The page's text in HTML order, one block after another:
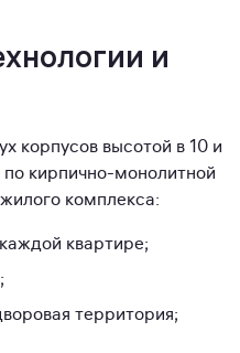
и
корпусов высотой в 10 и
кирпично-монолитной
комплекса:
квартире;
территория;